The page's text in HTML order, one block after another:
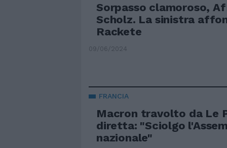
Sorpasso clamoroso,
Scholz. La sinistra
Rackete
09/06/2024
FRANCIA
Macron travolto da Le
diretta: "Sciolgo
nazionale"